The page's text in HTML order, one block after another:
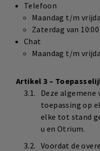
Telefoon
Maandag t/m
Zaterdag van
Chat
Maandag t/m
Artikel 3 –
Deze algemene
toepassing op
elke tot stand
u en Otrium.
Voordat de